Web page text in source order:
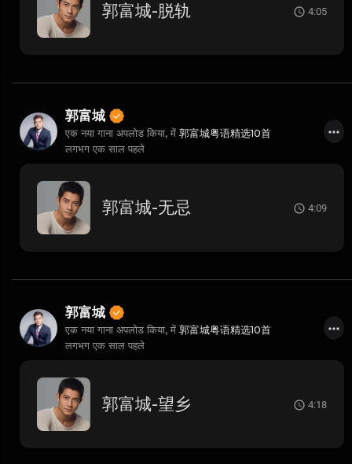
郭富城-脱轨 4:05
郭富城
एक नया गाना अपलोड किया, में 郭富城粤语精选10首
लगभग एक साल पहले
郭富城-无忌 4:09
郭富城
एक नया गाना अपलोड किया, में 郭富城粤语精选10首
लगभग एक साल पहले
郭富城-望乡 4:18